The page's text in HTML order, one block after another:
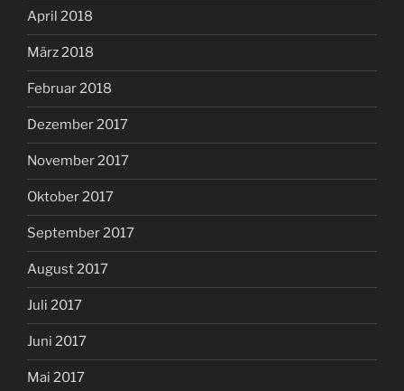
April 2018
März 2018
Februar 2018
Dezember 2017
November 2017
Oktober 2017
September 2017
August 2017
Juli 2017
Juni 2017
Mai 2017